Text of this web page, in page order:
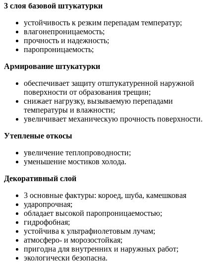
3 слоя базовой штукатурки
устойчивость к резким перепадам температур;
влагонепроницаемость;
прочность и надежность;
паропроницаемость;
Армирование штукатурки
обеспечивает защиту отштукатуренной наружной
поверхности от образования трещин;
снижает нагрузку, вызываемую перепадами
температуры и влажности;
увеличивает механическую прочность поверхности.
Утепленые откосы
увеличение теплопроводности;
уменьшение мостиков холода.
Декоративный слой
3 основные фактуры: короед, шуба, камешковая
ударопрочная;
обладает высокой паропроницаемостью;
гидрофобная;
устойчива к ультрафиолетовым лучам;
атмосферо- и морозостойкая;
пригодна для внутренних и наружных работ;
экологически безопасна.